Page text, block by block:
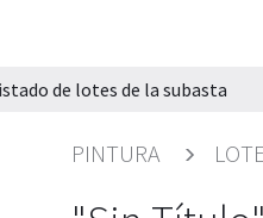
de lotes de la subasta
PINTURA